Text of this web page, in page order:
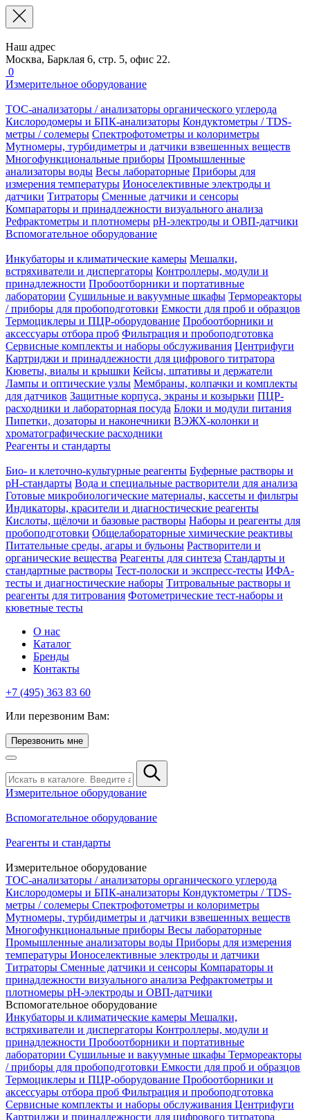
Наш адрес
Москва, Барклая 6, стр. 5, офис 22.
0
Измерительное оборудование
TOC-анализаторы / анализаторы органического углерода
Кислородомеры и БПК-анализаторы Кондуктометры / TDS-
метры / солемеры Спектрофотометры и колориметры
Мутномеры, турбидиметры и датчики взвешенных веществ
Многофункциональные приборы Промышленные
анализаторы воды Весы лабораторные Приборы для
измерения температуры Ионоселективные электроды и
датчики Титраторы Сменные датчики и сенсоры
Компараторы и принадлежности визуального анализа
Рефрактометры и плотномеры pH-электроды и ОВП-датчики
Вспомогательное оборудование
Инкубаторы и климатические камеры Мешалки,
встряхиватели и диспергаторы Контроллеры, модули и
принадлежности Пробоотборники и портативные
лаборатории Сушильные и вакуумные шкафы Термореакторы
/ приборы для пробоподготовки Емкости для проб и образцов
Термоциклеры и ПЦР-оборудование Пробоотборники и
аксессуары отбора проб Фильтрация и пробоподготовка
Сервисные комплекты и наборы обслуживания Центрифуги
Картриджи и принадлежности для цифрового титратора
Кюветы, виалы и крышки Кейсы, штативы и держатели
Лампы и оптические узлы Мембраны, колпачки и комплекты
для датчиков Защитные корпуса, экраны и козырьки ПЦР-
расходники и лабораторная посуда Блоки и модули питания
Пипетки, дозаторы и наконечники ВЭЖХ-колонки и
хроматографические расходники
Реагенты и стандарты
Био- и клеточно-культурные реагенты Буферные растворы и
pH-стандарты Вода и специальные растворители для анализа
Готовые микробиологические материалы, кассеты и фильтры
Индикаторы, красители и диагностические реагенты
Кислоты, щёлочи и базовые растворы Наборы и реагенты для
пробоподготовки Общелабораторные химические реактивы
Питательные среды, агары и бульоны Растворители и
органические вещества Реагенты для синтеза Стандарты и
стандартные растворы Тест-полоски и экспресс-тесты ИФА-
тесты и диагностические наборы Титровальные растворы и
реагенты для титрования Фотометрические тест-наборы и
кюветные тесты
О нас
Каталог
Бренды
Контакты
+7 (495) 363 83 60
Или перезвоним Вам:
Перезвонить мне
Измерительное оборудование
Вспомогательное оборудование
Реагенты и стандарты
Измерительное оборудование
TOC-анализаторы / анализаторы органического углерода
Кислородомеры и БПК-анализаторы Кондуктометры / TDS-
метры / солемеры Спектрофотометры и колориметры
Мутномеры, турбидиметры и датчики взвешенных веществ
Многофункциональные приборы Весы лабораторные
Промышленные анализаторы воды Приборы для измерения
температуры Ионоселективные электроды и датчики
Титраторы Сменные датчики и сенсоры Компараторы и
принадлежности визуального анализа Рефрактометры и
плотномеры pH-электроды и ОВП-датчики
Вспомогательное оборудование
Инкубаторы и климатические камеры Мешалки,
встряхиватели и диспергаторы Контроллеры, модули и
принадлежности Пробоотборники и портативные
лаборатории Сушильные и вакуумные шкафы Термореакторы
/ приборы для пробоподготовки Емкости для проб и образцов
Термоциклеры и ПЦР-оборудование Пробоотборники и
аксессуары отбора проб Фильтрация и пробоподготовка
Сервисные комплекты и наборы обслуживания Центрифуги
Картриджи и принадлежности для цифрового титратора